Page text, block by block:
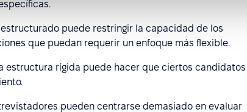
estructurado puede restringir la capacidad de los
que puedan requerir un enfoque más flexible.
estructura rígida puede hacer que ciertos candidatos
pueden centrarse demasiado en evaluar